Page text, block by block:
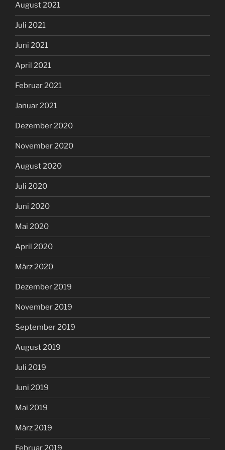
August 2021
Juli 2021
Juni 2021
April 2021
Februar 2021
Januar 2021
Dezember 2020
November 2020
August 2020
Juli 2020
Juni 2020
Mai 2020
April 2020
März 2020
Dezember 2019
November 2019
September 2019
August 2019
Juli 2019
Juni 2019
Mai 2019
März 2019
Februar 2019